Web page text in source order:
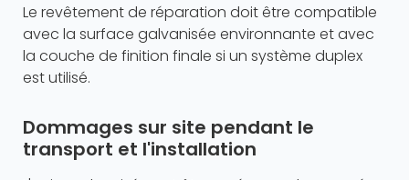
Le revêtement de réparation doit être compatible
avec la surface galvanisée environnante et avec
la couche de finition finale si un système duplex
est utilisé.
Dommages sur site pendant le
transport et l'installation